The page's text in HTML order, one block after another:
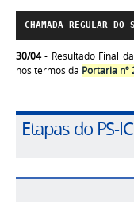
CHAMADA REGULAR DO
30/04- Resultado Final
nos termos da Portaria nº
Etapas do PS-